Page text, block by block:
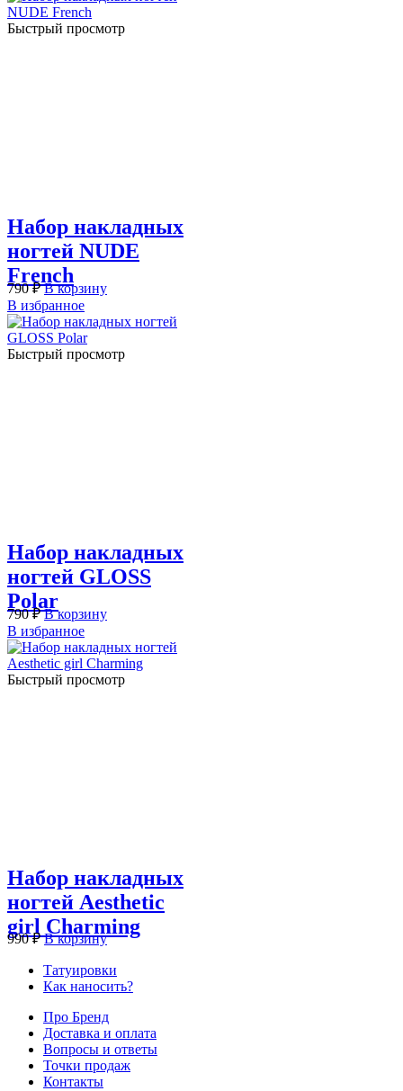
Быстрый просмотр
Набор накладных
ногтей NUDE
French
790₽ В корзину
В избранное
Быстрый просмотр
Набор накладных
ногтей GLOSS
Polar
790₽ В корзину
В избранное
Быстрый просмотр
Набор накладных
ногтей Aesthetic
girl Charming
990₽ В корзину
Татуировки
Как наносить?
Про Бренд
Доставка и оплата
Вопросы и ответы
Точки продаж
Контакты